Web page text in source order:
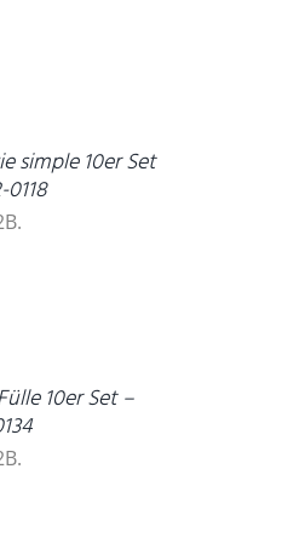
simple 10er Set
0118
10er Set –